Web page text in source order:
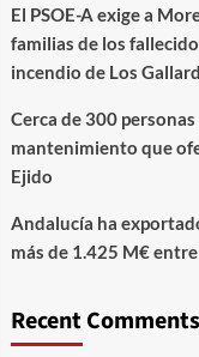
El PSOE-A exige a
familias de los
incendio de Los
Cerca de 300
mantenimiento que
Ejido
Andalucía ha
más de 1.425 M€
Recent Comments